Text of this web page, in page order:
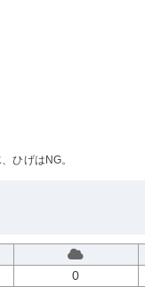
ひげはNG。
0